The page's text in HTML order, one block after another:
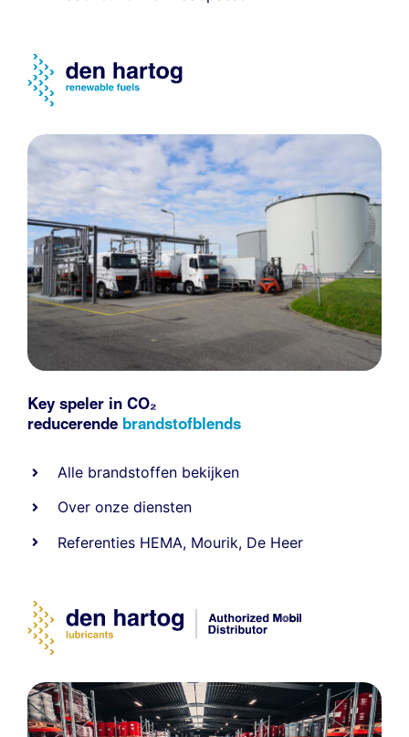
Key speler in CO₂
reducerende brandstofblends
Alle brandstoffen bekijken
Over onze diensten
Referenties HEMA, Mourik, De Heer